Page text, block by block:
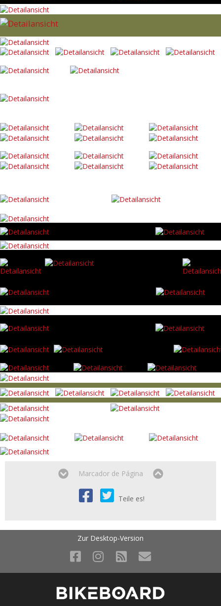
Marcador de Página
Teile es!
Zur Desktop-Version